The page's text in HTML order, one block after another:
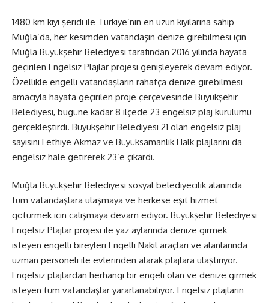
1480 km kıyı şeridi ile Türkiye’nin en uzun kıyılarına sahip
Muğla’da, her kesimden vatandaşın denize girebilmesi için
Muğla Büyükşehir Belediyesi tarafından 2016 yılında hayata
geçirilen Engelsiz Plajlar projesi genişleyerek devam ediyor.
Özellikle engelli vatandaşların rahatça denize girebilmesi
amacıyla hayata geçirilen proje çerçevesinde Büyükşehir
Belediyesi, bugüne kadar 8 ilçede 23 engelsiz plaj kurulumu
gerçekleştirdi. Büyükşehir Belediyesi 21 olan engelsiz plaj
sayısını Fethiye Akmaz ve Büyüksamanlık Halk plajlarını da
engelsiz hale getirerek 23’e çıkardı.
Muğla Büyükşehir Belediyesi sosyal belediyecilik alanında
tüm vatandaşlara ulaşmaya ve herkese eşit hizmet
götürmek için çalışmaya devam ediyor. Büyükşehir Belediyesi
Engelsiz Plajlar projesi ile yaz aylarında denize girmek
isteyen engelli bireyleri Engelli Nakil araçları ve alanlarında
uzman personeli ile evlerinden alarak plajlara ulaştırıyor.
Engelsiz plajlardan herhangi bir engeli olan ve denize girmek
isteyen tüm vatandaşlar yararlanabiliyor. Engelsiz plajların